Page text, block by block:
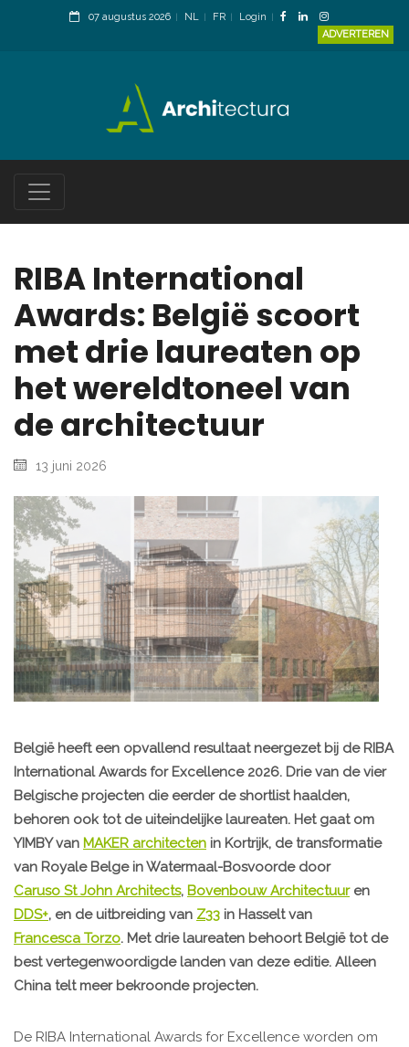
07 augustus 2026 NL FR
Login
ADVERTEREN
RIBA International
Awards: België scoort
met drie laureaten op
het wereldtoneel van
de architectuur
13 juni 2026
België heeft een opvallend resultaat neergezet bij de RIBA
International Awards for Excellence 2026. Drie van de vier
Belgische projecten die eerder de shortlist haalden,
behoren ook tot de uiteindelijke laureaten. Het gaat om
YIMBY van MAKER architecten in Kortrijk, de transformatie
van Royale Belge in Watermaal-Bosvoorde door
Caruso St John Architects, Bovenbouw Architectuuren
DDS+, en de uitbreiding van Z33 in Hasselt van
Francesca Torzo. Met drie laureaten behoort België tot de
best vertegenwoordigde landen van deze editie. Alleen
China telt meer bekroonde projecten.
De RIBA International Awards for Excellence worden om